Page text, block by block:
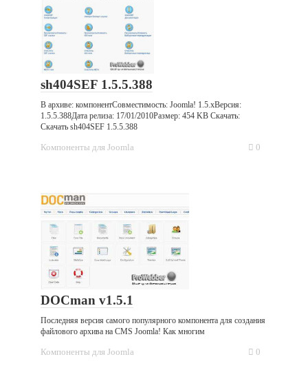
sh404SEF 1.5.5.388
В архиве: компонентСовместимость: Joomla! 1.5.xВерсия:
1.5.5.388Дата релиза: 17/01/2010Размер: 454 KB Скачать:
Скачать sh404SEF 1.5.5.388
Компоненты для Joomla 0
DOCman v1.5.1
Последняя версия самого популярного компонента для создания
файлового архива на CMS Joomla! Как многим
Компоненты для Joomla 0